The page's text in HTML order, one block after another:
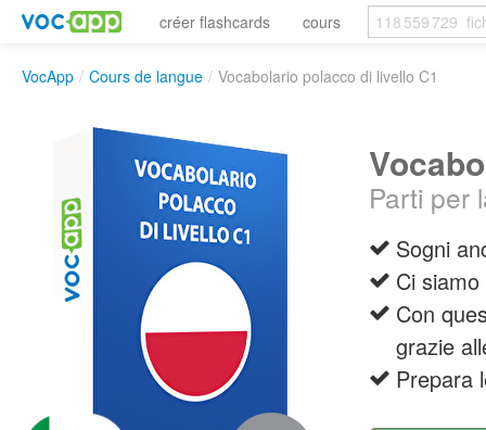
créer flashcards cours
VocApp / Cours de langue / Vocabolario polacco di livello C1
Parti per
Sogni
Ci
Con
grazie
Prepara